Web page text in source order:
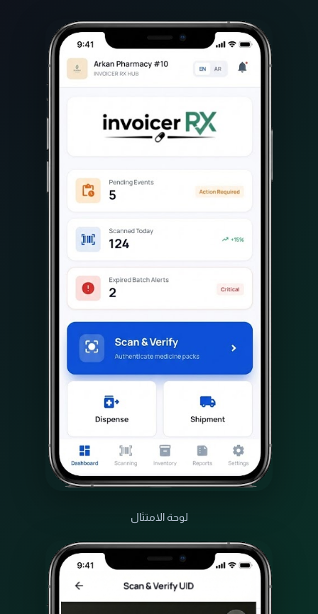
لوحة الامتثال